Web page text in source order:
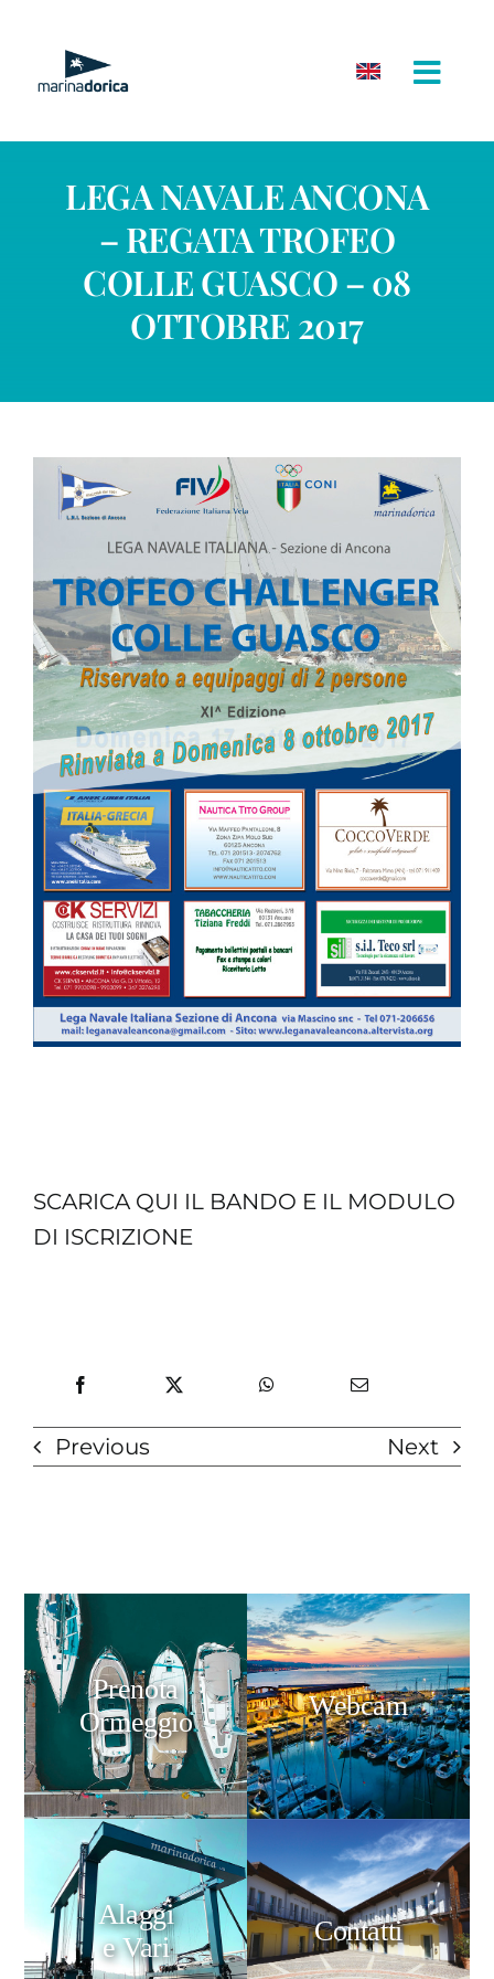
contenuto
LEGA NAVALE ANCONA
– REGATA TROFEO
COLLE GUASCO – 08
OTTOBRE 2017
SCARICA QUI IL BANDO E IL MODULO
DI ISCRIZIONE
Previous Next
Prenota
Ormeggio
Webcam
Alaggi
e Vari
Contatti